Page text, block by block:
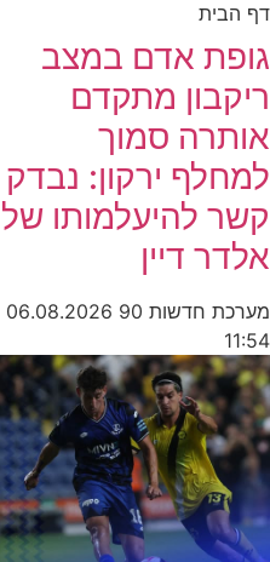
דף הבית
גופת אדם במצב
ריקבון מתקדם
אותרה סמוך
למחלף ירקון: נבדק
קשר להיעלמותו של
אלדר דיין
מערכת חדשות 90
06.08.2026
11:54